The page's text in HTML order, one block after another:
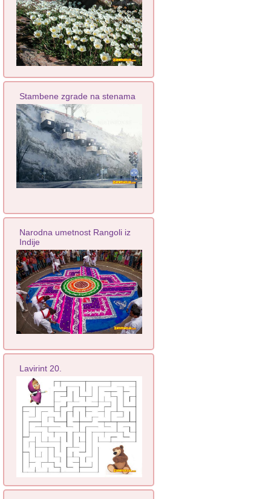
Stambene zgrade na stenama
Narodna umetnost Rangoli iz
Indije
Lavirint 20.